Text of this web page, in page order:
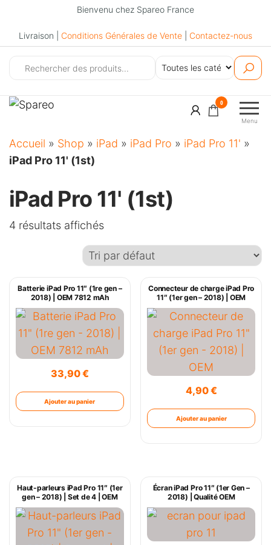
Bienvenu chez Spareo France
Livraison | Conditions Générales de Vente Contactez-nous
Menu
0
Accueil » Shop » iPad » iPad Pro » iPad Pro 11' »
iPad Pro 11' (1st)
iPad Pro 11' (1st)
4 résultats affichés
Batterie iPad Pro 11″ (1re gen –
2018) | OEM 7812 mAh
33,90€
Ajouter au panier
Connecteur de charge iPad Pro
11″ (1er gen – 2018) | OEM
4,90€
Ajouter au panier
Haut-parleurs iPad Pro 11″ (1er
gen – 2018) | Set de 4 | OEM
Écran iPad Pro 11″ (1er Gen –
2018) | Qualité OEM